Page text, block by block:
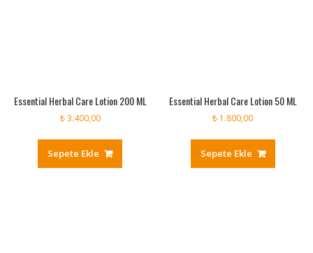
Essential Herbal Care Lotion 200 ML
₺3.400,00
Sepete Ekle
Essential Herbal Care Lotion 50 ML
₺ 1.800,00
Sepete Ekle